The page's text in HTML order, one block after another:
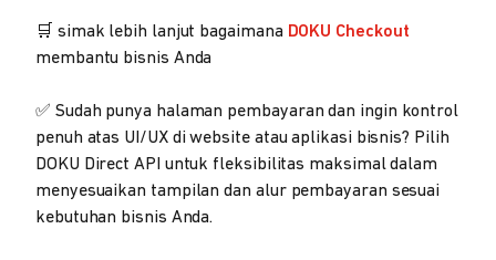
🛒 simak lebih lanjut bagaimana DOKU Checkout
membantu bisnis Anda
✅ Sudah punya halaman pembayaran dan ingin kontrol
penuh atas UI/UX di website atau aplikasi bisnis? Pilih
DOKU Direct API untuk fleksibilitas maksimal dalam
menyesuaikan tampilan dan alur pembayaran sesuai
kebutuhan bisnis Anda.